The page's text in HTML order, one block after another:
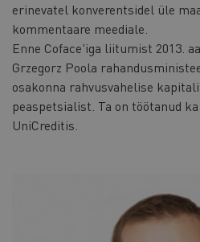
erinevatel konverentsidel üle
kommentaare meediale.
Enne Coface'iga liitumist 2013.
Grzegorz Poola
osakonna rahvusvahelise
peaspetsialist. Ta on töötanud
UniCreditis.